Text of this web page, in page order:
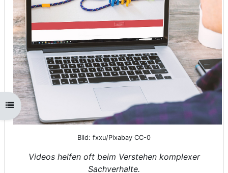
Kursindex öffnen
Bild: fxxu/Pixabay CC-0
Videos helfen oft beim Verstehen komplexer
Sachverhalte.